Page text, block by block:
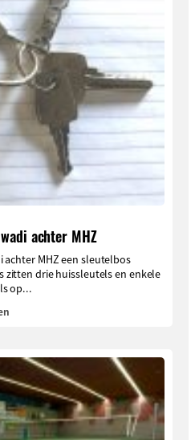
achter MHZ
achter MHZ een sleutelbos
zitten drie huissleutels en enkele
op...